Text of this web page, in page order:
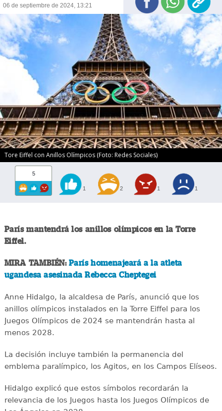
06 de septiembre de 2024, 13:21
Tore Eiffel con Anillos Olímpicos (Foto: Redes Sociales)
5
1 2 1 1
París mantendrá los anillos olímpicos en la Torre
Eiffel.
MIRA TAMBIÉN:París homenajeará a la atleta
ugandesa asesinada Rebecca Cheptegei
Anne Hidalgo, la alcaldesa de París, anunció que los
anillos olímpicos instalados en la Torre Eiffel para los
Juegos Olímpicos de 2024 se mantendrán hasta al
menos 2028.
La decisión incluye también la permanencia del
emblema paralímpico, los Agitos, en los Campos Elíseos.
Hidalgo explicó que estos símbolos recordarán la
relevancia de los Juegos hasta los Juegos Olímpicos de